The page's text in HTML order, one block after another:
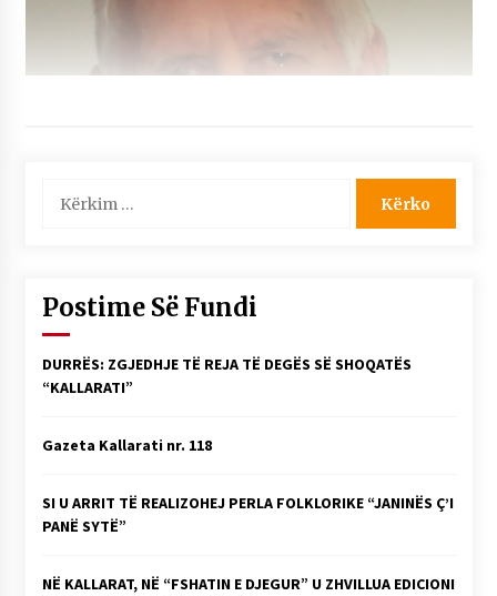
për:
Postime Së Fundi
DURRËS: ZGJEDHJE TË REJA TË DEGËS SË SHOQATËS
“KALLARATI”
Gazeta Kallarati nr. 118
SI U ARRIT TË REALIZOHEJ PERLA FOLKLORIKE “JANINËS Ç’I
PANË SYTË”
NË KALLARAT, NË “FSHATIN E DJEGUR” U ZHVILLUA EDICIONI